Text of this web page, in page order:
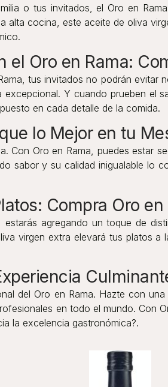
o tus invitados, el Oro en
alta cocina, este aceite de oliva
el Oro en Rama:
tus invitados no podrán evitar
excepcional. Y cuando prueben
en cada detalle de la comida.
lo Mejor en tu
Con Oro en Rama, puedes estar
sabor y su calidad inigualable lo
Compra Oro
agregando un toque de
virgen extra elevará tus platos
del Oro en Rama. Hazte con
en todo el mundo. Con
la excelencia gastronómica?.